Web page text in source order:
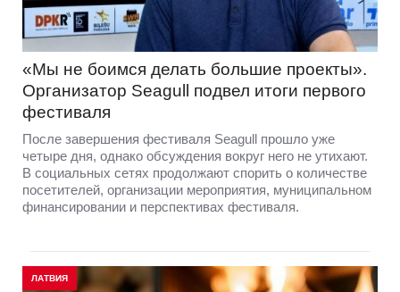
«Мы не боимся делать большие проекты».
Организатор Seagull подвел итоги первого
фестиваля
После завершения фестиваля Seagull прошло уже
четыре дня, однако обсуждения вокруг него не утихают.
В социальных сетях продолжают спорить о количестве
посетителей, организации мероприятия, муниципальном
финансировании и перспективах фестиваля.
ЛАТВИЯ